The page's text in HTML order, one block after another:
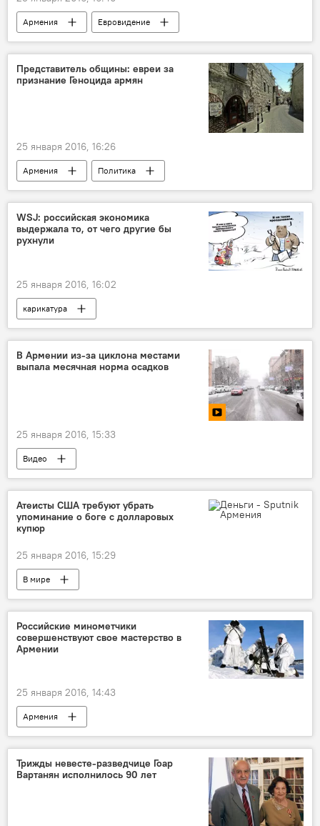
Армения Евровидение
Представитель общины: евреи за
признание Геноцида армян
25 января 2016, 16:26
Армения Политика
WSJ: российская экономика
выдержала то, от чего другие бы
рухнули
25 января 2016, 16:02
карикатура
В Армении из-за циклона местами
выпала месячная норма осадков
25 января 2016, 15:33
Видео
Атеисты США требуют убрать
упоминание о боге с долларовых
купюр
25 января 2016, 15:29
В мире
Российские минометчики
совершенствуют свое мастерство в
Армении
25 января 2016, 14:43
Армения
Трижды невесте-разведчице Гоар
Вартанян исполнилось 90 лет